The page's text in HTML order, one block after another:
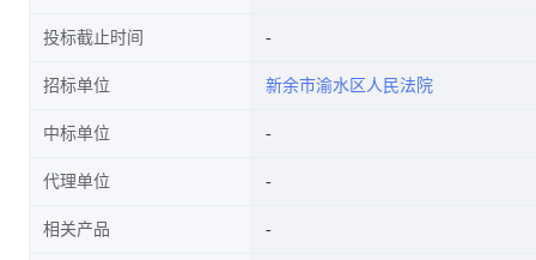
投标截止时间
招标单位 新余市渝水区人民法院
中标单位
代理单位
相关产品